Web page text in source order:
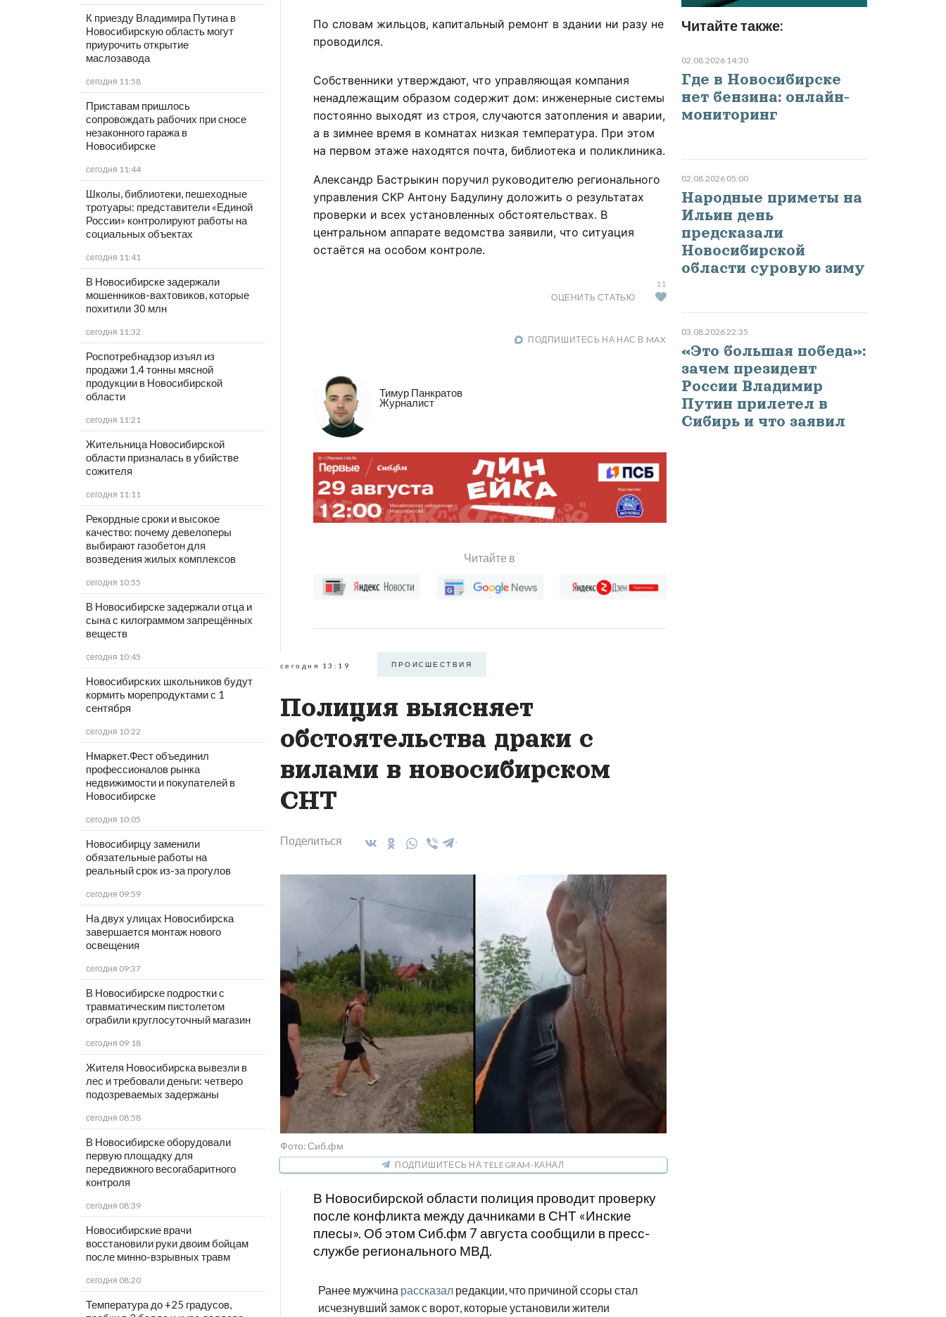
К приезду Владимира Путина в
Новосибирскую область могут
приурочить открытие
маслозавода
сегодня 11:58
Приставам пришлось
сопровождать рабочих при сносе
незаконного гаража в
Новосибирске
сегодня 11:44
Школы, библиотеки, пешеходные
тротуары: представители «Единой
России» контролируют работы на
социальных объектах
сегодня 11:41
В Новосибирске задержали
мошенников-вахтовиков, которые
похитили 30 млн
сегодня 11:32
Роспотребнадзор изъял из
продажи 1,4 тонны мясной
продукции в Новосибирской
области
сегодня 11:21
Жительница Новосибирской
области призналась в убийстве
сожителя
сегодня 11:11
Рекордные сроки и высокое
качество: почему девелоперы
выбирают газобетон для
возведения жилых комплексов
сегодня 10:55
В Новосибирске задержали отца и
сына с килограммом запрещённых
веществ
сегодня 10:45
Новосибирских школьников будут
кормить морепродуктами с 1
сентября
сегодня 10:22
Нмаркет.Фест объединил
профессионалов рынка
недвижимости и покупателей в
Новосибирске
сегодня 10:05
Новосибирцу заменили
обязательные работы на
реальный срок из-за прогулов
сегодня 09:59
На двух улицах Новосибирска
завершается монтаж нового
освещения
сегодня 09:37
В Новосибирске подростки с
травматическим пистолетом
ограбили круглосуточный магазин
сегодня 09:18
Жителя Новосибирска вывезли в
лес и требовали деньги: четверо
подозреваемых задержаны
сегодня 08:58
В Новосибирске оборудовали
первую площадку для
передвижного весогабаритного
контроля
сегодня 08:39
Новосибирские врачи
восстановили руки двоим бойцам
после минно-взрывных травм
сегодня 08:20
Температура до +25 градусов,
По словам жильцов, капитальный ремонт в здании ни разу не
проводился.
Собственники утверждают, что управляющая компания
ненадлежащим образом содержит дом: инженерные системы
постоянно выходят из строя, случаются затопления и аварии,
а в зимнее время в комнатах низкая температура. При этом
на первом этаже находятся почта, библиотека и поликлиника.
Александр Бастрыкин поручил руководителю регионального
управления СКР Антону Бадулину доложить о результатах
проверки и всех установленных обстоятельствах. В
центральном аппарате ведомства заявили, что ситуация
остаётся на особом контроле.
ОЦЕНИТЬ СТАТЬЮ
11
ПОДПИШИТЕСЬ НА НАС В MAX
Тимур Панкратов
Журналист
Читайте в
сегодня 13:19 ПРОИCШЕСТВИЯ
Полиция выясняет
обстоятельства драки с
вилами в новосибирском
СНТ
Поделиться
Фото: Сиб.фм
ПОДПИШИТЕСЬ НА TELEGRAM-КАНАЛ
В Новосибирской области полиция проводит проверку
после конфликта между дачниками в СНТ «Инские
плесы». Об этом Сиб.фм 7 августа сообщили в пресс-
службе регионального МВД.
Ранее мужчина рассказал редакции, что причиной ссоры стал
исчезнувший замок с ворот, которые установили жители
Читайте также:
02.08.2026 14:30
Где в Новосибирске
нет бензина: онлайн-
мониторинг
02.08.2026 05:00
Народные приметы на
Ильин день
предсказали
Новосибирской
области суровую зиму
03.08.2026 22:35
«Это большая победа»:
зачем президент
России Владимир
Путин прилетел в
Сибирь и что заявил